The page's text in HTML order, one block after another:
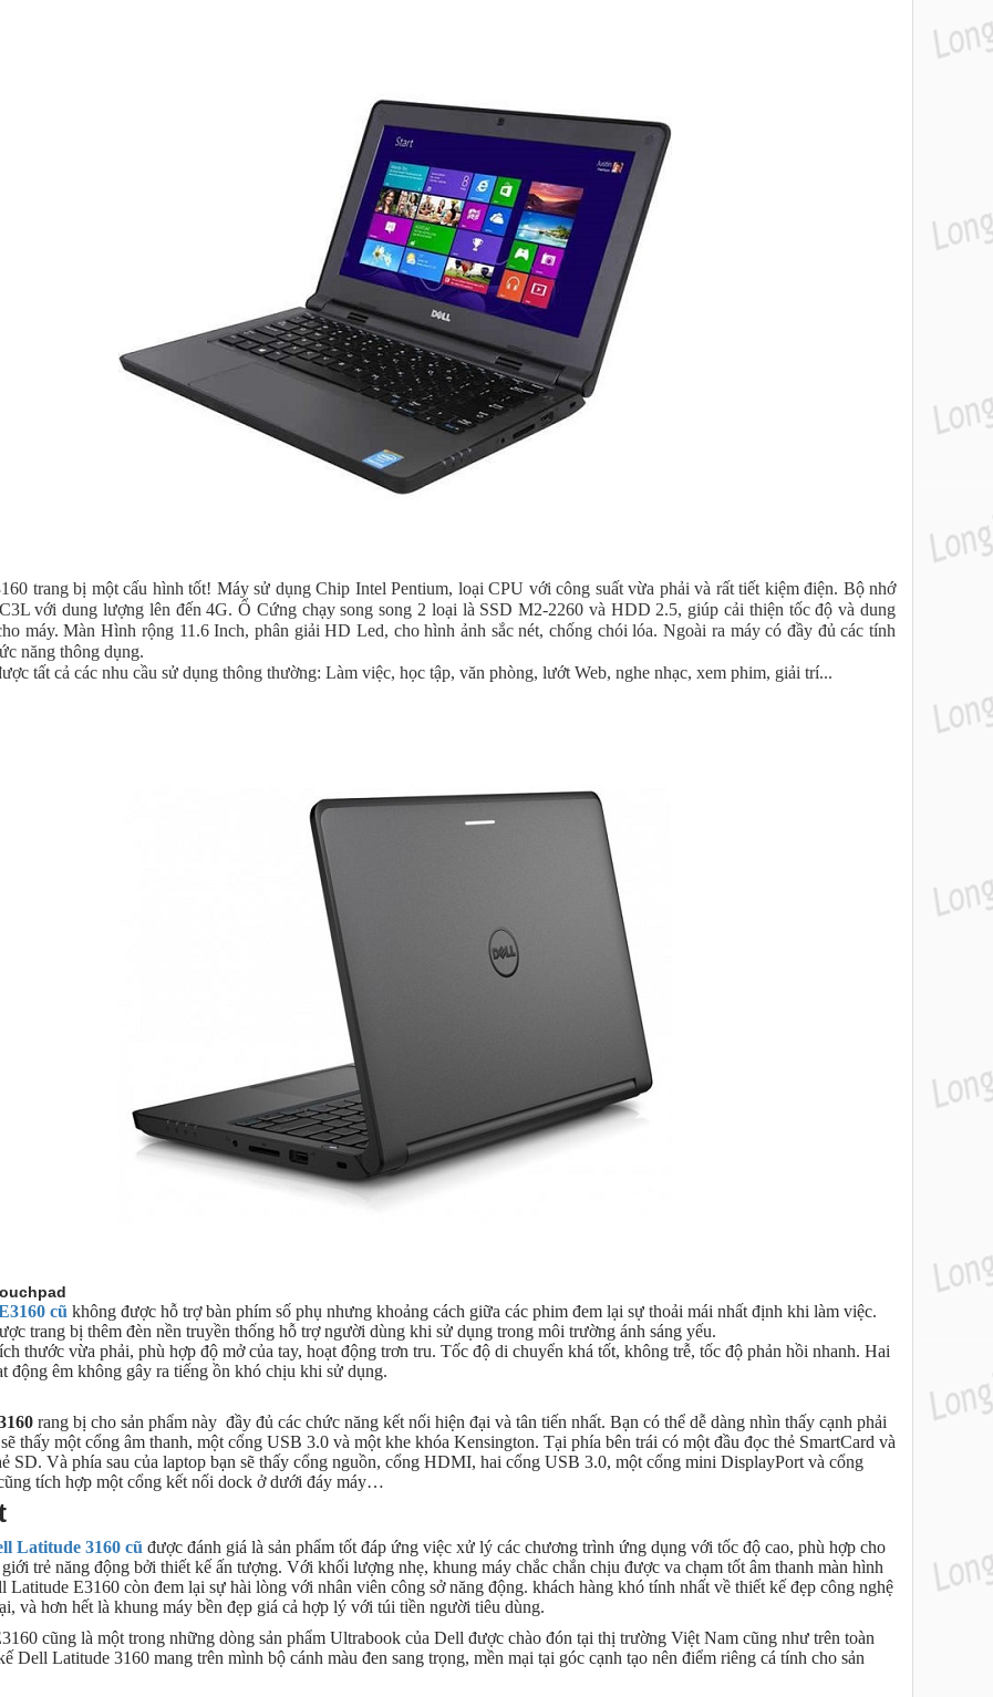
trang bị một cấu hình tốt! Máy sử dụng Chip Intel Pentium, loại CPU với công suất vừa phải và rất tiết kiệm điện. Bộ nhớ
với dung lượng lên đến 4G. Ổ Cứng chạy song song 2 loại là SSD M2-2260 và HDD 2.5, giúp cải thiện tốc độ và dung
máy. Màn Hình rộng 11.6 Inch, phân giải HD Led, cho hình ảnh sắc nét, chống chói lóa. Ngoài ra máy có đầy đủ các tính
năng thông dụng.
tất cả các nhu cầu sử dụng thông thường: Làm việc, học tập, văn phòng, lướt Web, nghe nhạc, xem phim, giải trí...
cũ không được hỗ trợ bàn phím số phụ nhưng khoảng cách giữa các phim đem lại sự thoải mái nhất định khi làm việc.
trang bị thêm đèn nền truyền thống hỗ trợ người dùng khi sử dụng trong môi trường ánh sáng yếu.
thước vừa phải, phù hợp độ mở của tay, hoạt động trơn tru. Tốc độ di chuyển khá tốt, không trễ, tốc độ phản hồi nhanh. Hai
động êm không gây ra tiếng ồn khó chịu khi sử dụng.
rang bị cho sản phẩm này đầy đủ các chức năng kết nối hiện đại và tân tiến nhất. Bạn có thể dễ dàng nhìn thấy cạnh phải
thấy một cổng âm thanh, một cổng USB 3.0 và một khe khóa Kensington. Tại phía bên trái có một đầu đọc thẻ SmartCard và
SD. Và phía sau của laptop bạn sẽ thấy cổng nguồn, cổng HDMI, hai cổng USB 3.0, một cổng mini DisplayPort và cổng
tích hợp một cổng kết nối dock ở dưới đáy máy…
Latitude 3160 cũ được đánh giá là sản phẩm tốt đáp ứng việc xử lý các chương trình ứng dụng với tốc độ cao, phù hợp cho
trẻ năng động bởi thiết kế ấn tượng. Với khối lượng nhẹ, khung máy chắc chắn chịu được va chạm tốt âm thanh màn hình
Latitude E3160 còn đem lại sự hài lòng với nhân viên công sở năng động. khách hàng khó tính nhất về thiết kế đẹp công nghệ
và hơn hết là khung máy bền đẹp giá cả hợp lý với túi tiền người tiêu dùng.
cũng là một trong những dòng sản phẩm Ultrabook của Dell được chào đón tại thị trường Việt Nam cũng như trên toàn
Dell Latitude 3160 mang trên mình bộ cánh màu đen sang trọng, mền mại tại góc cạnh tạo nên điểm riêng cá tính cho sản